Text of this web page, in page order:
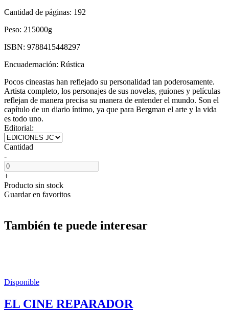
Cantidad de páginas: 192
Peso: 215000g
ISBN: 9788415448297
Encuadernación: Rústica
Pocos cineastas han reflejado su personalidad tan poderosamente.
Artista completo, los personajes de sus novelas, guiones y películas
reflejan de manera precisa su manera de entender el mundo. Son el
capítulo de un diario íntimo, ya que para Bergman el arte y la vida
es todo uno.
Editorial:
Cantidad
-
+
Producto sin stock
Guardar en favoritos
También te puede interesar
Disponible
EL CINE REPARADOR